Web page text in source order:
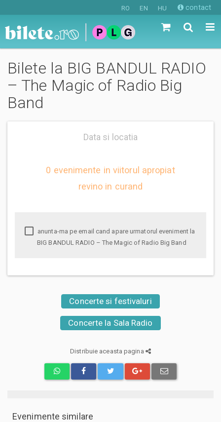
RO EN HU contact
Bilete la BIG BANDUL RADIO
– The Magic of Radio Big
Band
Data si locatia
0 evenimente in viitorul apropiat
revino in curand
BIG BANDUL RADIO – The Magic of Radio Big Band
Concerte si festivaluri
Concerte la Sala Radio
Distribuie aceasta pagina
Evenimente similare